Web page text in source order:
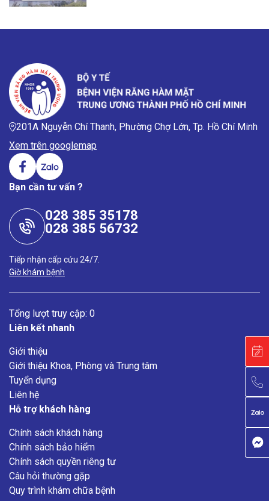
201A Nguyễn Chí Thanh, Phường Chợ Lớn, Tp. Hồ Chí Minh
Xem trên googlemap
Bạn cần tư vấn ?
028 385 35178
028 385 56732
Tiếp nhận cấp cứu 24/7.
Giờ khám bệnh
Tổng lượt truy cập: 0
Liên kết nhanh
Giới thiệu
Giới thiệu Khoa, Phòng và Trung tâm
Tuyển dụng
Liên hệ
Hỗ trợ khách hàng
Chính sách khách hàng
Chính sách bảo hiểm
Chính sách quyền riêng tư
Câu hỏi thường gặp
Quy trình khám chữa bệnh